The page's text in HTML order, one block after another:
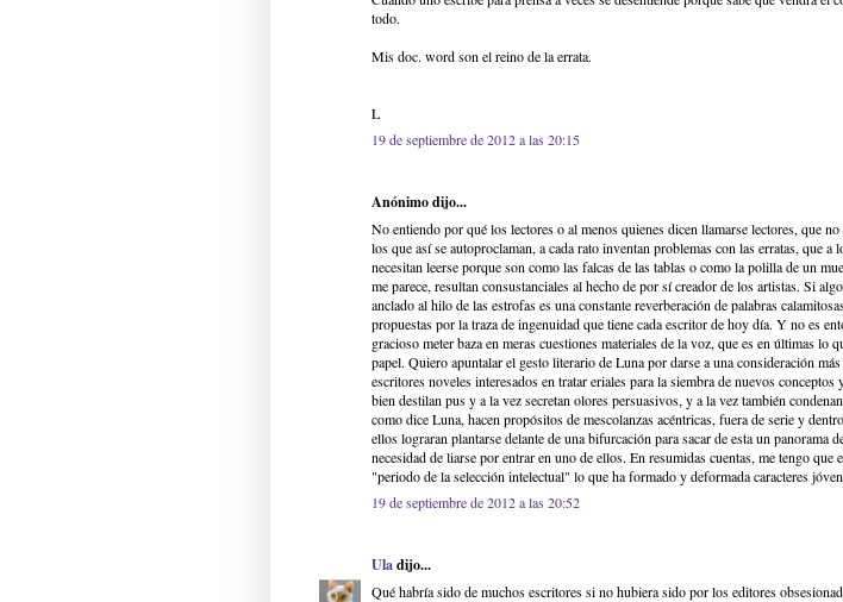
todo.
Mis doc. word son el reino de la errata.
L
19 de septiembre de 2012 a las 20:15
Anónimo dijo...
No entiendo por qué los lectores o al menos quienes dicen llamarse lectores, que
los que así se autoproclaman, a cada rato inventan problemas con las erratas, que a
necesitan leerse porque son como las falcas de las tablas o como la polilla de un
me parece, resultan consustanciales al hecho de por sí creador de los artistas. Si
anclado al hilo de las estrofas es una constante reverberación de palabras
propuestas por la traza de ingenuidad que tiene cada escritor de hoy día. Y no es
gracioso meter baza en meras cuestiones materiales de la voz, que es en últimas lo
papel. Quiero apuntalar el gesto literario de Luna por darse a una consideración
escritores noveles interesados en tratar eriales para la siembra de nuevos conceptos
bien destilan pus y a la vez secretan olores persuasivos, y a la vez también
como dice Luna, hacen propósitos de mescolanzas acéntricas, fuera de serie y
ellos lograran plantarse delante de una bifurcación para sacar de esta un panorama
necesidad de liarse por entrar en uno de ellos. En resumidas cuentas, me tengo que
"periodo de la selección intelectual" lo que ha formado y deformada caracteres
19 de septiembre de 2012 a las 20:52
Uladijo...
Qué habría sido de muchos escritores si no hubiera sido por los editores